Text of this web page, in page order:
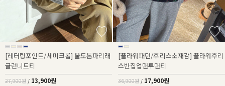
[레터링포인트/세미크롭] 울도톰파리래
글런니트티
27,900원 / 13,900원
[플라워패턴/후리스소재감] 플라워후리
스반집업맨투맨티
36,900원 / 17,900원